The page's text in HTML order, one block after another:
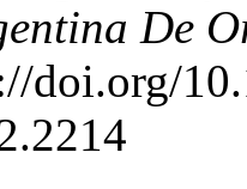
De
doi.org/